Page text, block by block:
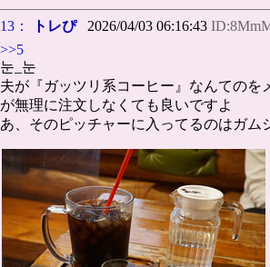
13： トレぴ2026/04/03 06:16:43
>>5
눈_눈
夫が『ガッツリ系コーヒー』なんてのを
が無理に注文しなくても良いですよ
あ、そのピッチャーに入ってるのはガム